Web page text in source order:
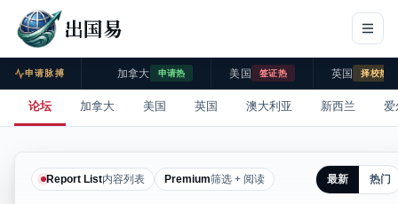
出国易
申请脉搏 加拿大 申请热 美国 签证热 英国 择校热
论坛 加拿大 美国 英国 澳大利亚 新西兰 爱
Report List内容列表 Premium筛选 + 阅读 最新 热门